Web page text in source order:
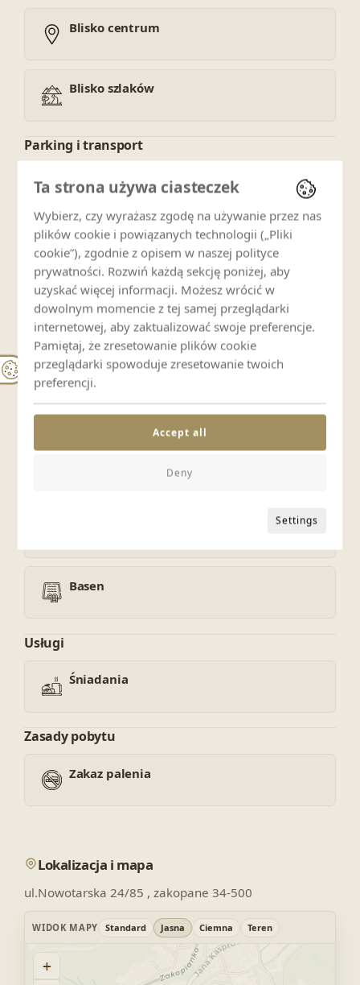
Blisko centrum
Blisko szlaków
Parking i transport
Parking prywatny
Dla rodzin
Łóżeczko dziecięce (odpłatnie)
Zwierzęta
Zwierzęta zabronione
Basen
Usługi
Śniadania
Zasady pobytu
Zakaz palenia
Lokalizacja i mapa
ul.Nowotarska 24/85 , zakopane 34-500
WIDOK MAPY Standard Jasna Ciemna Teren
+
Ta strona używa ciasteczek
Wybierz, czy wyrażasz zgodę na używanie przez nas
plików cookie i powiązanych technologii („Pliki
cookie”), zgodnie z opisem w naszej polityce
prywatności. Rozwiń każdą sekcję poniżej, aby
uzyskać więcej informacji. Możesz wrócić w
dowolnym momencie z tej samej przeglądarki
internetowej, aby zaktualizować swoje preferencje.
Pamiętaj, że zresetowanie plików cookie
przeglądarki spowoduje zresetowanie twoich
preferencji.
Settings
Deny
Accept all